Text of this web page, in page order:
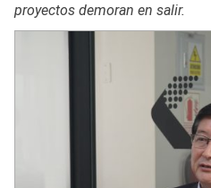
proyectos demoran en salir.